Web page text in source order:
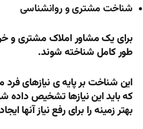
شناخت مشتری و روانشناسی
برای یک مشاور املاک مشتری و
طور کامل شناخته شوند.
این شناخت بر پایه ی نیازهای
که باید این نیازها تشخیص داده
بهتر زمینه را برای رفع نیاز آنها